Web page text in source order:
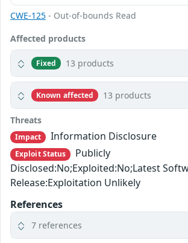
CWE-125 - Out-of-bounds Read
Affected products
Fixed 13 products
Known affected 13 products
Threats
Impact Information Disclosure
Exploit Status
Publicly
Disclosed:No;Exploited:No;Latest
Release:Exploitation Unlikely
References
7 references